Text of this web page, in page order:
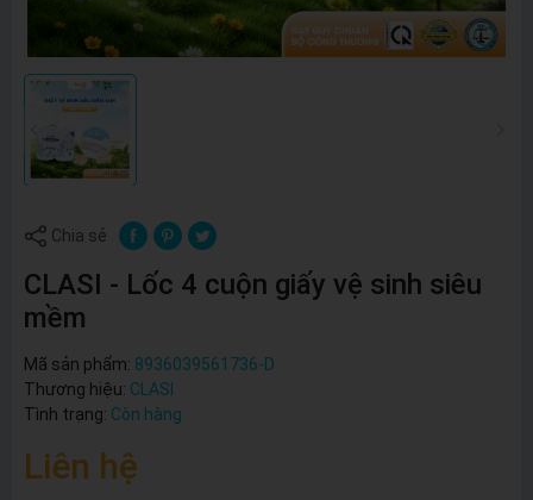
Chia sẻ
CLASI - Lốc 4 cuộn giấy vệ sinh siêu
mềm
Mã sản phẩm: 8936039561736-D
Thương hiệu: CLASI
Tình trạng: Còn hàng
Liên hệ